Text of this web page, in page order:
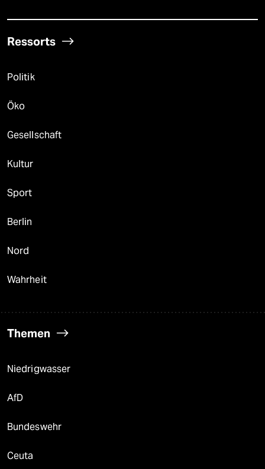
Ressorts
Politik
Öko
Gesellschaft
Kultur
Sport
Berlin
Nord
Wahrheit
Themen
Niedrigwasser
AfD
Bundeswehr
Ceuta